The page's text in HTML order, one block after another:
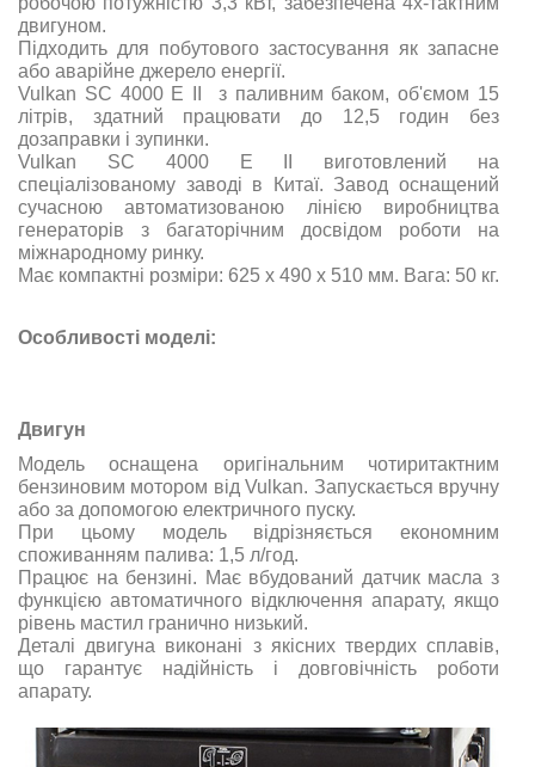
двигуном.
Підходить для побутового застосування як запасне
або аварійне джерело енергії.
Vulkan SC 4000 E II з паливним баком, об'ємом 15
літрів, здатний працювати до 12,5 годин
без
дозаправки і зупинки.
Vulkan SC 4000 E II виготовлений на
спеціалізованому заводі в
Китаї. Завод оснащений
сучасною автоматизованою лінією виробництва
генераторів з багаторічним досвідом роботи на
міжнародному ринку.
Має компактні розміри: 625 х 490 х 510 мм. Вага: 50 кг.
Особливості моделі:
Двигун
Модель оснащена оригінальним чотиритактним
бензиновим мотором відVulkan. Запускається вручну
або за допомогою електричного пуску.
При цьому модель відрізняється економним
споживанням палива: 1,5 л/год.
Працює на бензині. Має вбудований датчик масла з
функцією автоматичного відключення апарату, якщо
рівень мастил гранично низький.
Деталі двигуна виконані з якісних твердих сплавів,
що гарантує надійність і довговічність роботи
апарату.